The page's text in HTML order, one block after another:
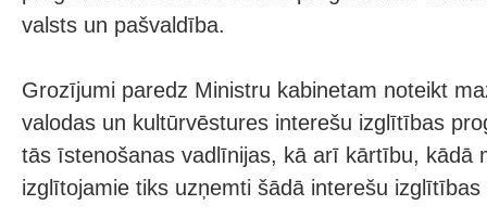
valsts un pašvaldība.
Grozījumi paredz Ministru kabinetam noteikt
valodas un kultūrvēstures interešu izglītības
tās īstenošanas vadlīnijas, kā arī kārtību, kādā
izglītojamie tiks uzņemti šādā interešu